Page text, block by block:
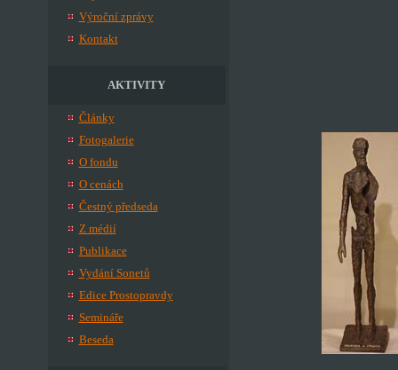
Výroční zprávy
Kontakt
AKTIVITY
Články
Fotogalerie
O fondu
O cenách
Čestný předseda
Z médií
Publikace
Vydání Sonetů
Edice Prostopravdy
Semináře
Beseda